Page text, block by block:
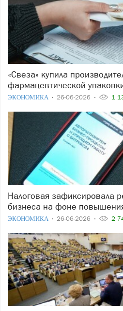
«Свеза» купила производителя
фармацевтической
ЭКОНОМИКА 26-06-2026 1
Налоговая зафиксировала резкий рост дробления
бизнеса на фоне
ЭКОНОМИКА 26-06-2026 2